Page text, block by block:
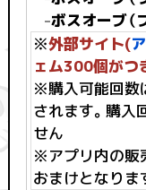
-ボスオーブ（
※外部サイト(
ェム300個がつ
※購入可能回数
されます。購入
せん
※アプリ内の販
おまけとなりま